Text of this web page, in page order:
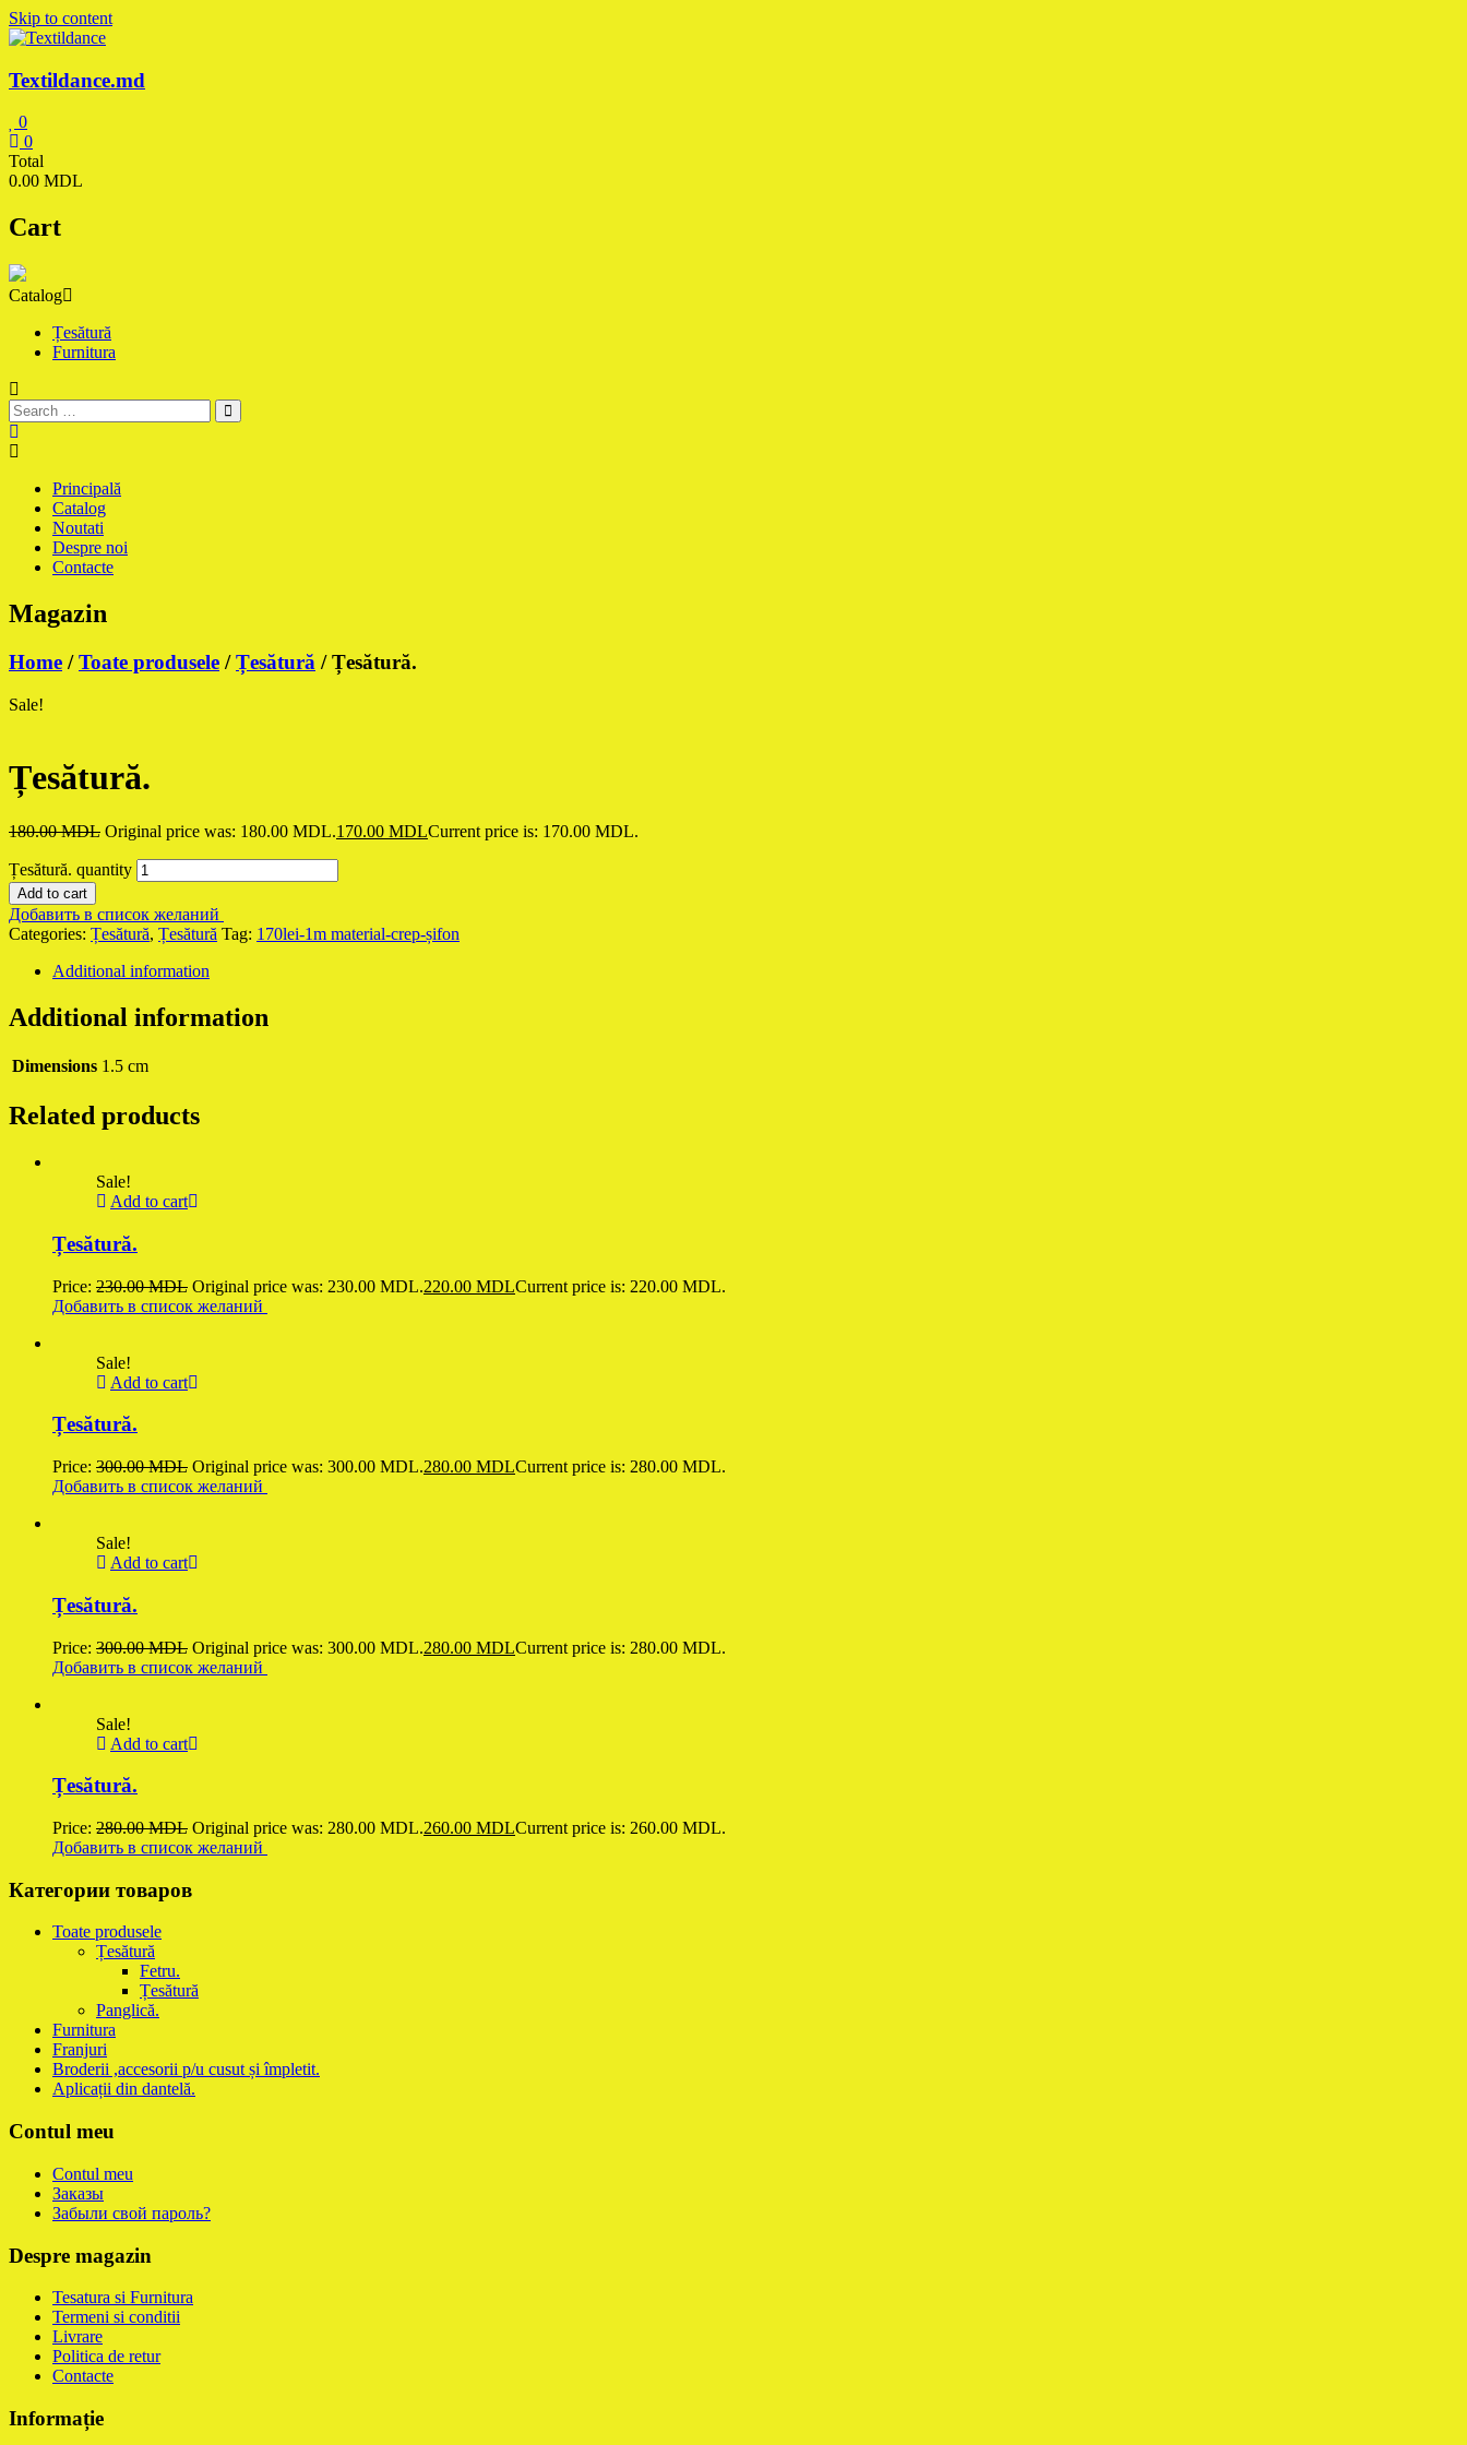
Skip to content
Textildance.md
0
0
Total
0.00 MDL
Cart
Catalog
Țesătură
Furnitura
Principală
Catalog
Noutati
Despre noi
Contacte
Magazin
Home /Toate produsele /Țesătură / Țesătură.
Sale!
Țesătură.
180.00MDL Original price was: 180.00 MDL.170.00 MDLCurrent price is: 170.00 MDL.
Țesătură. quantity
Add to cart
Добавить в список желаний
Categories: Țesătură, Țesătură Tag: 170lei-1m material-crep-șifon
Additional information
Additional information
Dimensions 1.5 cm
Related products
Sale!
Add to cart
Țesătură.
Price: 230.00MDL Original price was: 230.00 MDL.220.00 MDLCurrent price is: 220.00 MDL.
Добавить в список желаний
Sale!
Add to cart
Țesătură.
Price: 300.00MDL Original price was: 300.00 MDL.280.00 MDLCurrent price is: 280.00 MDL.
Добавить в список желаний
Sale!
Add to cart
Țesătură.
Price: 300.00MDL Original price was: 300.00 MDL.280.00 MDLCurrent price is: 280.00 MDL.
Добавить в список желаний
Sale!
Add to cart
Țesătură.
Price: 280.00MDL Original price was: 280.00 MDL.260.00 MDLCurrent price is: 260.00 MDL.
Добавить в список желаний
Категории товаров
Toate produsele
Țesătură
Fetru.
Țesătură
Panglică.
Furnitura
Franjuri
Broderii ,accesorii p/u cusut și împletit.
Aplicații din dantelă.
Contul meu
Contul meu
Заказы
Забыли свой пароль?
Despre magazin
Tesatura si Furnitura
Termeni si conditii
Livrare
Politica de retur
Contacte
Informație